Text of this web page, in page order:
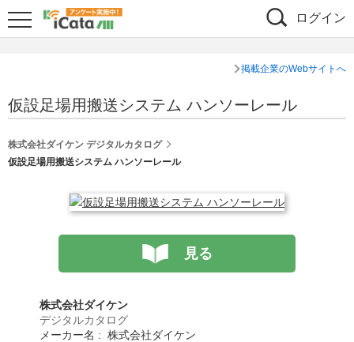
ログイン
掲載企業のWebサイトへ
仮設足場用搬送システム ハンソーレール
株式会社ダイケン デジタルカタログ
仮設足場用搬送システム ハンソーレール
見る
株式会社ダイケン
デジタルカタログ
メーカー名 : 株式会社ダイケン